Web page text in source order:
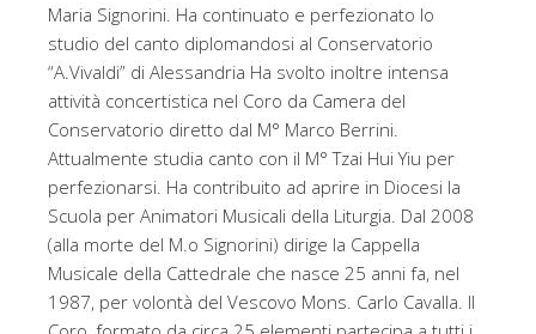
Maria Signorini. Ha continuato e perfezionato lo
studio del canto diplomandosi al Conservatorio
“A.Vivaldi” di Alessandria Ha svolto inoltre intensa
attività concertistica nel Coro da Camera del
Conservatorio diretto dal M° Marco Berrini.
Attualmente studia canto con il M° Tzai Hui Yiu per
perfezionarsi. Ha contribuito ad aprire in Diocesi la
Scuola per Animatori Musicali della Liturgia. Dal 2008
(alla morte del M.o Signorini) dirige la Cappella
Musicale della Cattedrale che nasce 25 anni fa, nel
1987, per volontà del Vescovo Mons. Carlo Cavalla. Il